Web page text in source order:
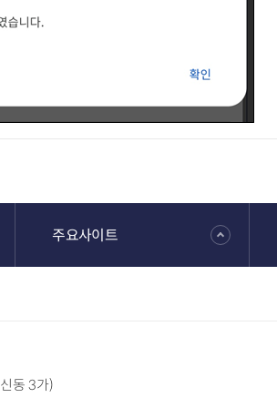
주요사이트
동 3가)